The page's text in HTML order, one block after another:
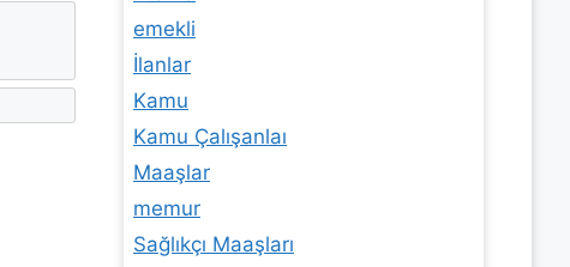
emekli
İlanlar
Kamu
Kamu Çalışanlaı
Maaşlar
memur
Sağlıkçı Maaşları